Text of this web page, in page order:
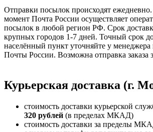
Отправки посылок происходят
момент Почта России осуществляет
посылок в любой регион РФ. Срок
крупных городов 1-7 дней. Точный срок
населённый пункт уточняйте у менеджера
Почты России. Возможна отправка заказа
Курьерская доставка (г.
стоимость доставки курьерской
320 рублей (в пределах МКАД)
стоимость доставки за пределы